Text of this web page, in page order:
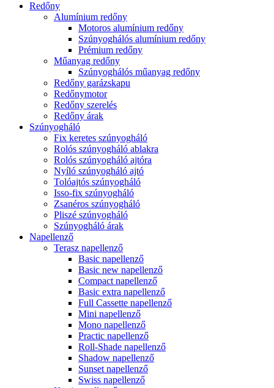
Redőny
Alumínium redőny
Motoros alumínium redőny
Szúnyoghálós alumínium redőny
Prémium redőny
Műanyag redőny
Szúnyoghálós műanyag redőny
Redőny garázskapu
Redőnymotor
Redőny szerelés
Redőny árak
Szúnyogháló
Fix keretes szúnyogháló
Rolós szúnyogháló ablakra
Rolós szúnyogháló ajtóra
Nyíló szúnyogháló ajtó
Tolóajtós szúnyogháló
Isso-fix szúnyogháló
Zsanéros szúnyogháló
Pliszé szúnyogháló
Szúnyogháló árak
Napellenző
Terasz napellenző
Basic napellenző
Basic new napellenző
Compact napellenző
Basic extra napellenző
Full Cassette napellenző
Mini napellenző
Mono napellenző
Practic napellenző
Roll-Shade napellenző
Shadow napellenző
Sunset napellenző
Swiss napellenző